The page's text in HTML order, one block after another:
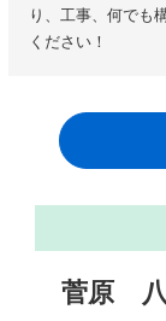
り、工事、何でも
ください！
菅原